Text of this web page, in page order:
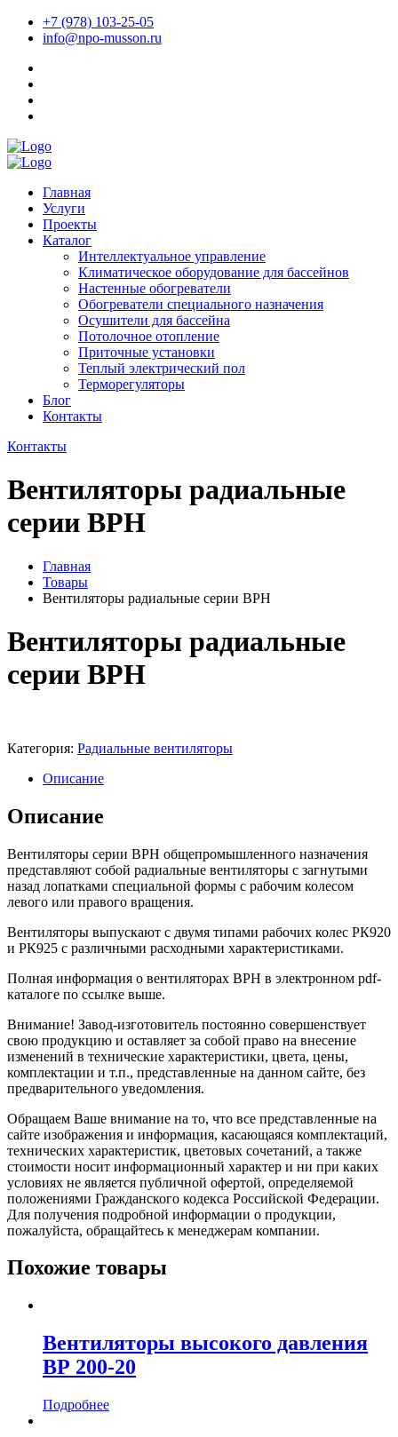
+7 (978) 103-25-05
info@npo-musson.ru
Главная
Услуги
Проекты
Каталог
Интеллектуальное управление
Климатическое оборудование для бассейнов
Настенные обогреватели
Обогреватели специального назначения
Осушители для бассейна
Потолочное отопление
Приточные установки
Теплый электрический пол
Терморегуляторы
Блог
Контакты
Контакты
Вентиляторы радиальные
серии ВРН
Главная
Товары
Вентиляторы радиальные серии ВРН
Вентиляторы радиальные
серии ВРН
Категория: Радиальные вентиляторы
Описание
Описание
Вентиляторы серии ВРН общепромышленного назначения
представляют собой радиальные вентиляторы с загнутыми
назад лопатками специальной формы с рабочим колесом
левого или правого вращения.
Вентиляторы выпускают с двумя типами рабочих колес РК920
и РК925 с различными расходными характеристиками.
Полная информация о вентиляторах ВРН в электронном pdf-
каталоге по ссылке выше.
Внимание! Завод-изготовитель постоянно совершенствует
свою продукцию и оставляет за собой право на внесение
изменений в технические характеристики, цвета, цены,
комплектации и т.п., представленные на данном сайте, без
предварительного уведомления.
Обращаем Ваше внимание на то, что все представленные на
сайте изображения и информация, касающаяся комплектаций,
технических характеристик, цветовых сочетаний, а также
стоимости носит информационный характер и ни при каких
условиях не является публичной офертой, определяемой
положениями Гражданского кодекса Российской Федерации.
Для получения подробной информации о продукции,
пожалуйста, обращайтесь к менеджерам компании.
Похожие товары
Вентиляторы высокого давления
ВР 200-20
Подробнее